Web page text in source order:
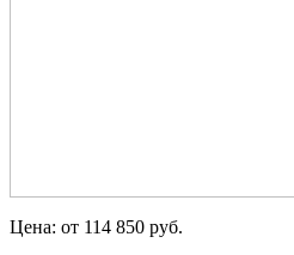
Цена: от 114 850 руб.